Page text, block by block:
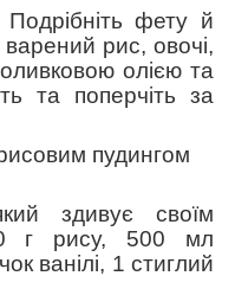
фету й
рис, овочі,
олією та
та поперчіть за
пудингом
здивує своїм
г рису, 500 мл
ванілі, 1 стиглий